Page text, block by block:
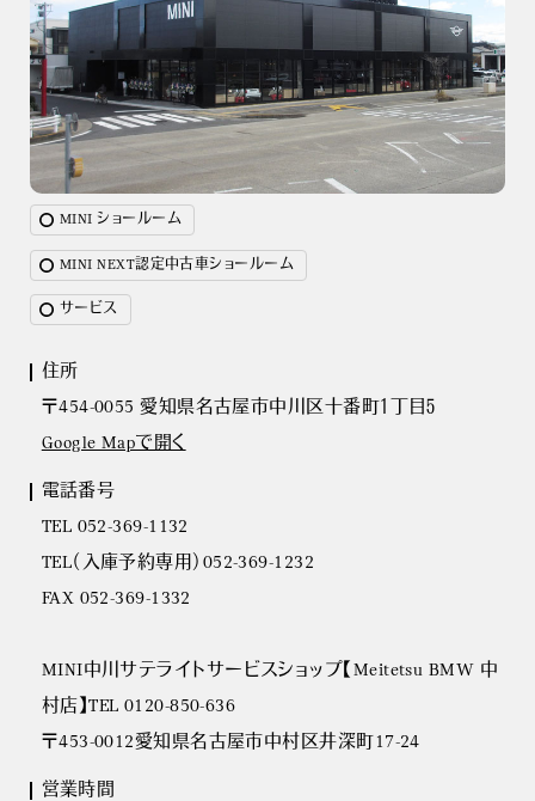
MINI ショールーム
MINI NEXT認定中古車ショールーム
サービス
住所
〒454-0055 愛知県名古屋市中川区十番町１丁目５
Google Mapで開く
電話番号
TEL 052-369-1132
TEL（入庫予約専用）052-369-1232
FAX 052-369-1332
MINI中川サテライトサービスショップ【Meitetsu BMW 中
村店】TEL 0120-850-636
〒453-0012愛知県名古屋市中村区井深町17-24
営業時間